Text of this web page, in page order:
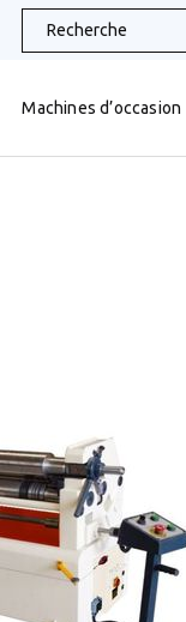
Machines d’occasion